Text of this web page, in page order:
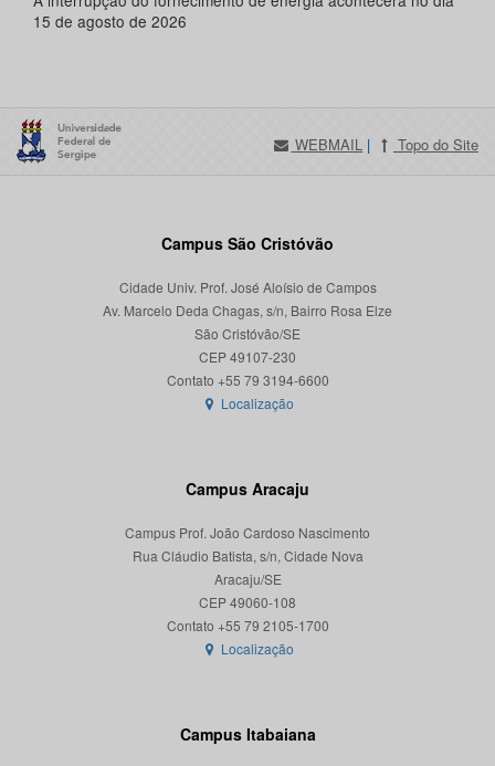
15 de agosto de 2026
WEBMAIL | Topo do Site
Campus São Cristóvão
Cidade Univ. Prof. José Aloísio de Campos
Av. Marcelo Deda Chagas, s/n, Bairro Rosa Elze
São Cristóvão/SE
CEP 49107-230
Localização
Campus Aracaju
Campus Prof. João Cardoso Nascimento
Rua Cláudio Batista, s/n, Cidade Nova
Aracaju/SE
CEP 49060-108
Localização
Campus Itabaiana